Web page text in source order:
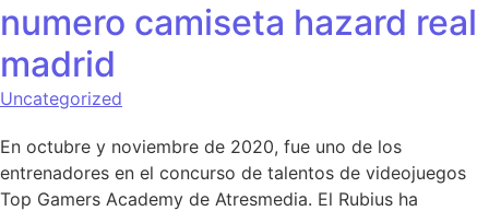
numero camiseta hazard real
madrid
Uncategorized
En octubre y noviembre de 2020, fue uno de los
entrenadores en el concurso de talentos de videojuegos
Top Gamers Academy de Atresmedia. El Rubius ha